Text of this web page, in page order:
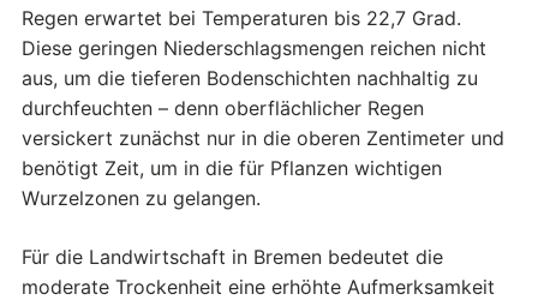
Regen erwartet bei Temperaturen bis 22,7 Grad.
Diese geringen Niederschlagsmengen reichen nicht
aus, um die tieferen Bodenschichten nachhaltig zu
durchfeuchten – denn oberflächlicher Regen
versickert zunächst nur in die oberen Zentimeter und
benötigt Zeit, um in die für Pflanzen wichtigen
Wurzelzonen zu gelangen.
Für die Landwirtschaft in Bremen bedeutet die
moderate Trockenheit eine erhöhte Aufmerksamkeit